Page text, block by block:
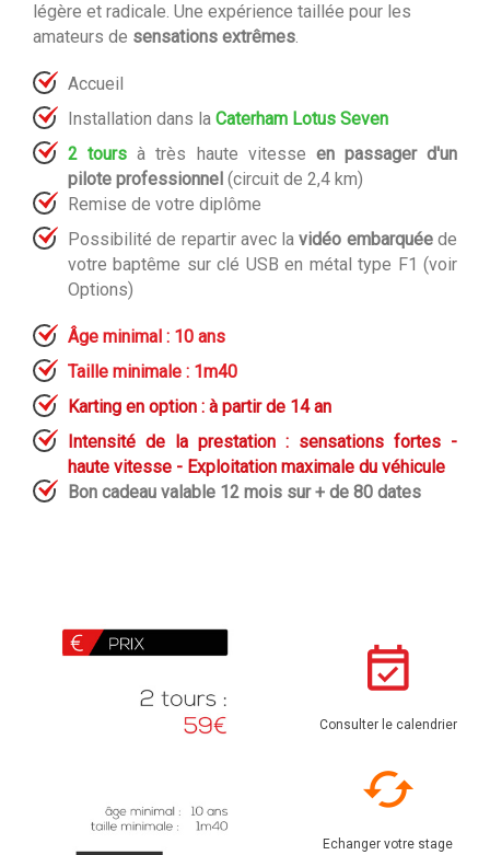
légère et radicale. Une expérience taillée pour les
amateurs de sensations extrêmes.
Accueil
Installation dans la Caterham Lotus Seven
2 tours à très haute vitesse en passager d'un
pilote professionnel (circuit de 2,4 km)
Remise de votre diplôme
Possibilité de repartir avec lavidéo embarquéede
votre baptême sur clé USB en métal type F1 (voir
Options)
Âge minimal : 10 ans
Taille minimale : 1m40
Karting en option : à partir de 14 an
Intensité de la prestation : sensations fortes -
haute vitesse - Exploitation maximale du véhicule
Bon cadeau valable 12 mois sur + de 80 dates
Consulter le calendrier
Echanger votre stage